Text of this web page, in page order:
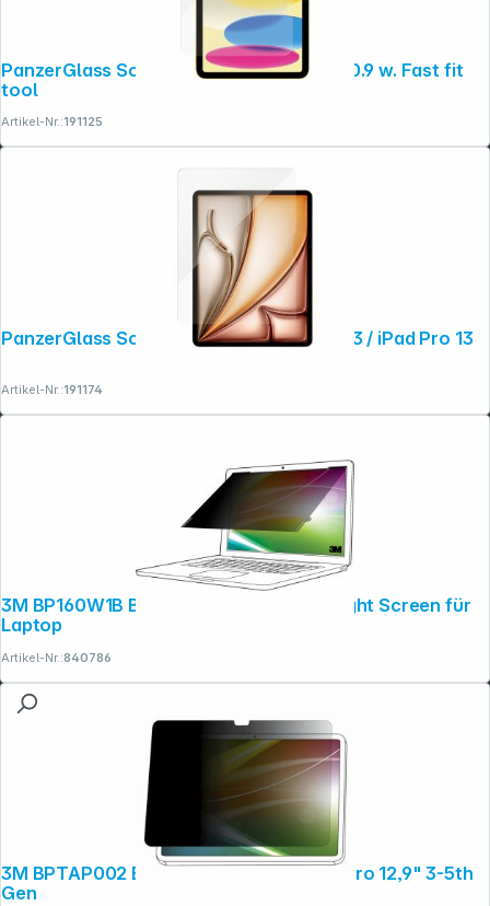
PanzerGlass Screen Protector iPad 11/ 10.9 w. Fast fit
tool
Artikel-Nr.:191125
PanzerGlass Screen Protector iPad Air 13 / iPad Pro 13
Artikel-Nr.:191174
3M BP160W1B Blickschutzf. 16:10 16" Bright Screen für
Laptop
Artikel-Nr.:840786
3M BPTAP002 Blickschutzf. Apple iPad Pro 12,9" 3-5th
Gen